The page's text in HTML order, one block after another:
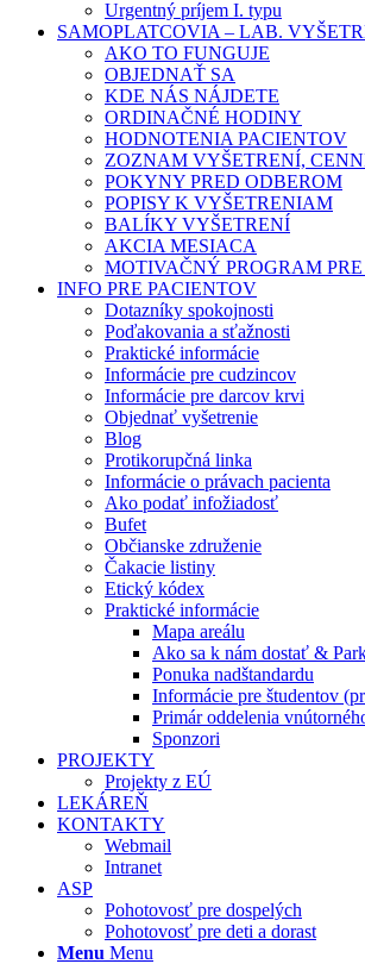
Urgentný príjem I. typu
SAMOPLATCOVIA – LAB.
AKO TO FUNGUJE
OBJEDNAŤ SA
KDE NÁS NÁJDETE
ORDINAČNÉ HODINY
HODNOTENIA PACIENTOV
ZOZNAM VYŠETRENÍ,
POKYNY PRED ODBEROM
POPISY K VYŠETRENIAM
BALÍKY VYŠETRENÍ
AKCIA MESIACA
MOTIVAČNÝ PROGRAM
INFO PRE PACIENTOV
Dotazníky spokojnosti
Poďakovania a sťažnosti
Praktické informácie
Informácie pre cudzincov
Informácie pre darcov krvi
Objednať vyšetrenie
Blog
Protikorupčná linka
Informácie o právach pacienta
Ako podať infožiadosť
Bufet
Občianske združenie
Čakacie listiny
Etický kódex
Praktické informácie
Mapa areálu
Ako sa k nám dostať &
Ponuka nadštandardu
Informácie pre študentov
Primár oddelenia
Sponzori
PROJEKTY
Projekty z EÚ
LEKÁREŇ
KONTAKTY
Webmail
Intranet
ASP
Pohotovosť pre dospelých
Pohotovosť pre deti a dorast
Menu Menu